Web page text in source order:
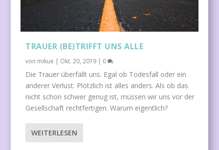
TRAUER (BE)TRIFFT UNS ALLE
von mikue | Okt. 20, 2019 | 0
Die Trauer überfällt uns. Egal ob Todesfall oder ein
anderer Verlust. Plötzlich ist alles anders. Als ob das
nicht schon schwer genug ist, müssen wir uns vor der
Gesellschaft rechtfertigen. Warum eigentlich?
WEITERLESEN